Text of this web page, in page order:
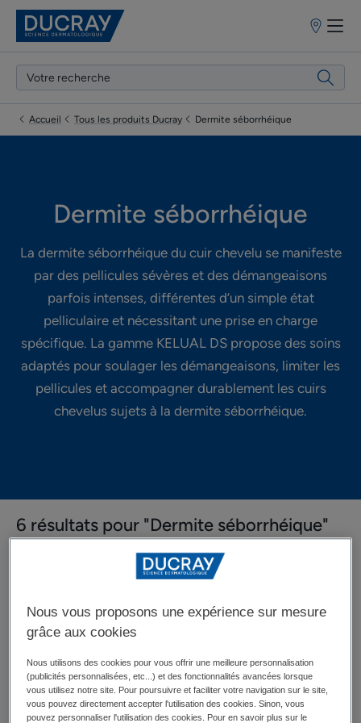
Points
vente
Accueil Tous les produits Ducray Dermite séborrhéique
Dermite séborrhéique
La dermite séborrhéique du cuir chevelu se manifeste
par des pellicules sévères et des démangeaisons
parfois intenses, différentes d’un simple état
pelliculaire et nécessitant une prise en charge
spécifique. La gamme KELUAL DS propose des soins
adaptés pour soulager les démangeaisons, limiter les
pellicules et accompagner durablement les cuirs
chevelus sujets à la dermite séborrhéique.
6 résultats pour "Dermite séborrhéique"
Shampooing
traitant
pelliculaire
pelliculaire
NOUVEAU
Nous vous proposons une expérience sur mesure
grâce aux cookies
Nous utilisons des cookies pour vous offrir une meilleure personnalisation
(publicités personnalisées, etc...) et des fonctionnalités avancées lorsque
vous utilisez notre site. Pour poursuivre et faciliter votre navigation sur le site,
vous pouvez directement accepter l'utilisation des cookies. Sinon, vous
pouvez personnaliser l'utilisation des cookies. Pour en savoir plus sur le